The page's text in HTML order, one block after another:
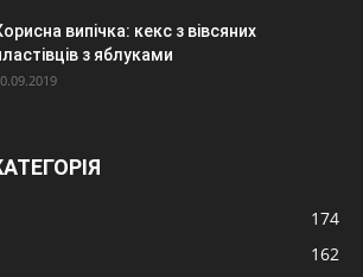
випічка: кекс з вівсяних
з яблуками
174
162